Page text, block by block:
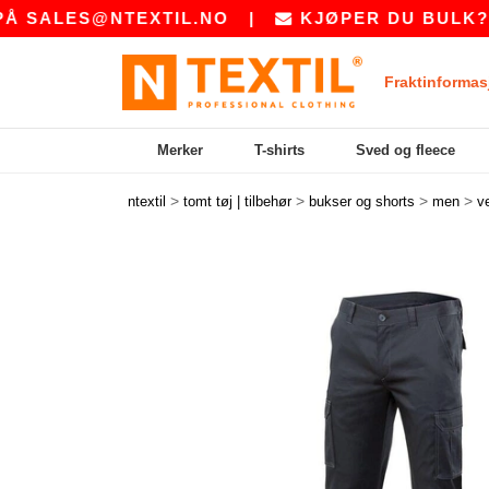
| KJØPER DU BULK? BE OSS
Merker T-shirts Sved og fleece
ntextil > tomt tøj | tilbehør > bukser og shorts > men >